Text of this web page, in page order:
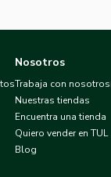
Nosotros
Trabaja con
Nuestras tiendas
Encuentra una tienda
Quiero vender en TUL
Blog